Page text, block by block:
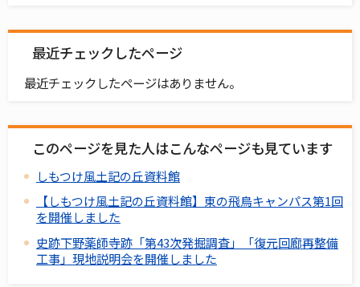
最近チェックしたページ
最近チェックしたページはありません。
このページを見た人はこんなページも見ています
しもつけ風土記の丘資料館
【しもつけ風土記の丘資料館】東の飛鳥キャンパス第1回
を開催しました
史跡下野薬師寺跡「第43次発掘調査」「復元回廊再整備
工事」現地説明会を開催しました